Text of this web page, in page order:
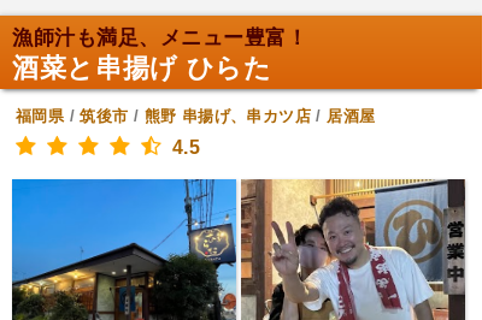
漁師汁も満足、メニュー豊富！
酒菜と串揚げ ひらた
福岡県/筑後市 / 熊野 串揚げ、串カツ店/ 居酒屋
4.5